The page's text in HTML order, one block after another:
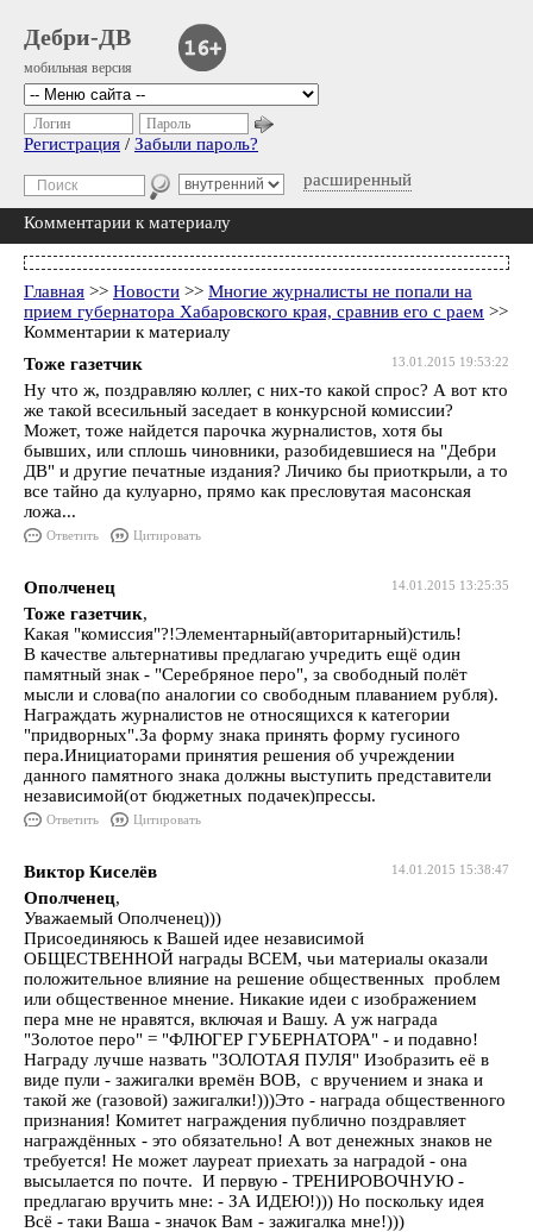
Дебри-ДВ
мобильная версия
расширенный
Логин Пароль
Регистрация / Забыли пароль?
Комментарии к материалу
Главная >> Новости >> Многие журналисты не попали на
прием губернатора Хабаровского края, сравнив его с раем >>
Комментарии к материалу
13.01.2015 19:53:22
Тоже газетчик
Ну что ж, поздравляю коллег, с них-то какой спрос? А вот кто
же такой всесильный заседает в конкурсной комиссии?
Может, тоже найдется парочка журналистов, хотя бы
бывших, или сплошь чиновники, разобидевшиеся на "Дебри
ДВ" и другие печатные издания? Личико бы приоткрыли, а то
все тайно да кулуарно, прямо как пресловутая масонская
ложа...
Ответить Цитировать
14.01.2015 13:25:35
Ополченец
Тоже газетчик,
Какая "комиссия"?!Элементарный(авторитарный)стиль!
В качестве альтернативы предлагаю учредить ещё один
памятный знак - "Серебряное перо", за свободный полёт
мысли и слова(по аналогии со свободным плаванием рубля).
Награждать журналистов не относящихся к категории
"придворных".За форму знака принять форму гусиного
пера.Инициаторами принятия решения об учреждении
данного памятного знака должны выступить представители
независимой(от бюджетных подачек)прессы.
Ответить Цитировать
14.01.2015 15:38:47
Виктор Киселёв
Ополченец,
Уважаемый Ополченец)))
Присоединяюсь к Вашей идее независимой
ОБЩЕСТВЕННОЙ награды ВСЕМ, чьи материалы оказали
положительное влияние на решение общественных проблем
или общественное мнение. Никакие идеи с изображением
пера мне не нравятся, включая и Вашу. А уж награда
"Золотое перо" = "ФЛЮГЕР ГУБЕРНАТОРА" - и подавно!
Награду лучше назвать "ЗОЛОТАЯ ПУЛЯ" Изобразить её в
виде пули - зажигалки времён ВОВ, с вручением и знака и
такой же (газовой) зажигалки!)))Это - награда общественного
признания! Комитет награждения публично поздравляет
награждённых - это обязательно! А вот денежных знаков не
требуется! Не может лауреат приехать за наградой - она
высылается по почте. И первую - ТРЕНИРОВОЧНУЮ -
предлагаю вручить мне: - ЗА ИДЕЮ!))) Но поскольку идея
Всё - таки Ваша - значок Вам - зажигалка мне!)))